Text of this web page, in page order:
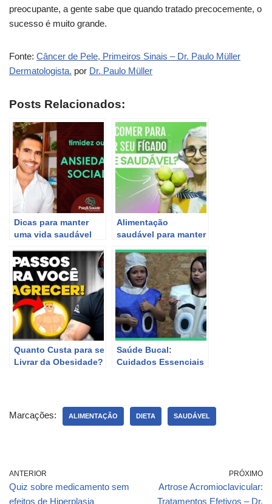
preocupante, a gente sabe que quando tratado precocemente, o
sucesso é muito grande.
Fonte: Câncer de Pele, Primeiros Sinais – Dr. Paulo Müller
Dermatologista. por Dr. Paulo Müller
Posts Relacionados:
Dicas para manter
uma vida saudável
Alimentação
saudável para manter
funcionando bem
Quanto Custa para se
Livrar da Obesidade?
Saúde Bucal:
Cuidados Essenciais
Marcações: ALIMENTAÇÃO DIETA SAUDÁVEL
ANTERIOR
Quiz sobre medicamento sem
efeitos de Hiperplasia
PRÓXIMO
Artrose Acromioclavicular:
Tratamentos Efetivos – Dr.